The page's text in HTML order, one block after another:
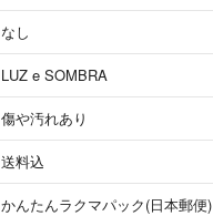
なし
LUZ e SOMBRA
傷や汚れあり
送料込
かんたんラクマパック(日本郵便)